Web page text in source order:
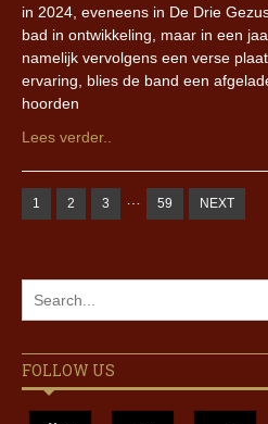
in 2024, eveneens in De Drie
bad in ontwikkeling, maar in een
namelijk vervolgens een verse
ervaring, blies de band een
hoorden
Lees verder..
1 2 3 … 59 NEXT
FOLLOW US